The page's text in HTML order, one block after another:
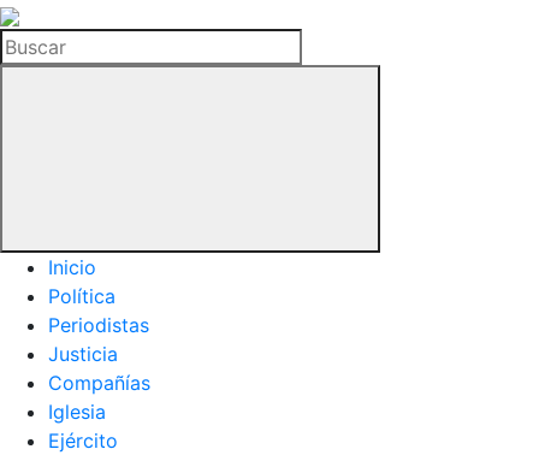
La
Hemeroteca
del
Buscar
Inicio
Política
Periodistas
Justicia
Compañías
Iglesia
Ejército